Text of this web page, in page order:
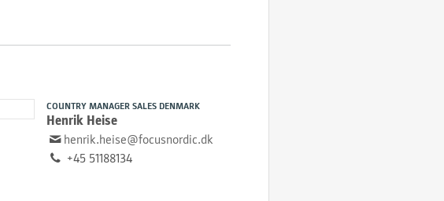
COUNTRY MANAGER SALES DENMARK
Henrik Heise
henrik.heise@focusnordic.dk
+45 51188134